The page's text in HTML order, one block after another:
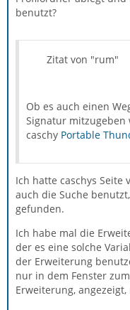
benutzt?
Zitat von "rum"
Ob es auch einen
Signatur mitzugeben
caschy Portable
Ich hatte caschys
auch die Suche
gefunden.
Ich habe mal die
der es eine solche
der Erweiterung
nur in dem Fenster
Erweiterung,